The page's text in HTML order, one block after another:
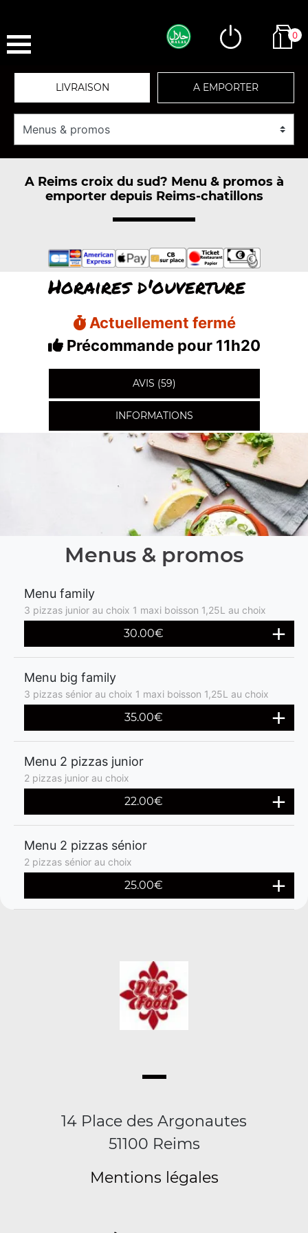
0
LIVRAISON A EMPORTER
A Reims croix du sud? Menu & promos à
emporter depuis Reims-chatillons
Horaires d'ouverture
Actuellement fermé
Précommande pour 11h20
AVIS (59)
INFORMATIONS
Menus & promos
Menu family
3 pizzas junior au choix 1 maxi boisson 1,25L au choix
30.00€
Menu big family
3 pizzas sénior au choix 1 maxi boisson 1,25L au choix
35.00€
Menu 2 pizzas junior
2 pizzas junior au choix
22.00€
Menu 2 pizzas sénior
2 pizzas sénior au choix
25.00€
14 Place des Argonautes
51100 Reims
Mentions légales